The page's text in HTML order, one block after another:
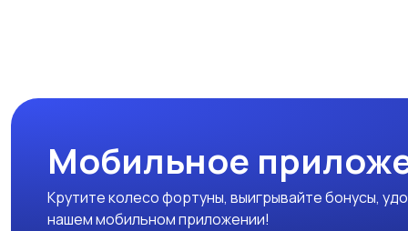
Мобильное
Крутите колесо фортуны, выигрывайте бонусы,
нашем мобильном приложении!